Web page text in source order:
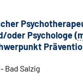
oder Psychologe (
Bad Salzig